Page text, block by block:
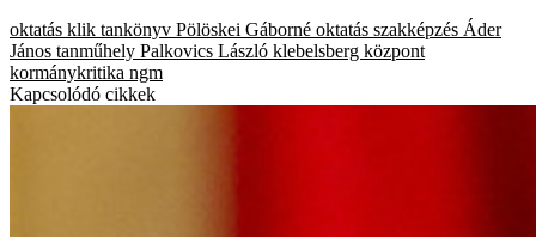
oktatás klik tankönyv Pölöskei Gáborné oktatás szakképzés Áder
János tanműhely Palkovics László klebelsberg központ
kormánykritika ngm
Kapcsolódó cikkek